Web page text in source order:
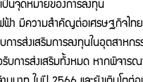
เป็นจุดหมายของการลงทุน
วามสำคัญต่อเศรษฐกิจไทยอย่
ารส่งเสริมการลงทุนในอุตสา
ารส่งเสริมทั้งหมด หากพิจารณ